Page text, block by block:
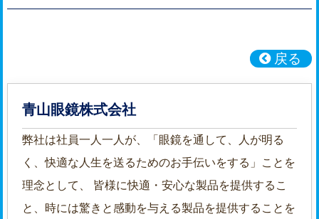
戻る
青山眼鏡株式会社
弊社は社員一人一人が、「眼鏡を通して、人が明る
く、快適な人生を送るためのお手伝いをする」ことを
理念として、 皆様に快適・安心な製品を提供するこ
と、時には驚きと感動を与える製品を提供することを